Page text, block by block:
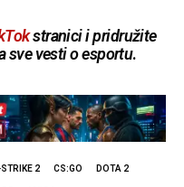
stranici i pridružite
sve vesti o esportu.
2 CS:GO DOTA 2